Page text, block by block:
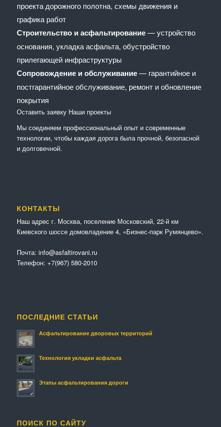
проекта дорожного полотна, схемы движения и
графика работ
Строительство и асфальтирование— устройство
основания, укладка асфальта, обустройство
прилегающей инфраструктуры
Сопровождение и обслуживание— гарантийное и
постгарантийное обслуживание, ремонт и обновление
покрытия
Оставить заявку Наши проекты
Мы соединяем профессиональный опыт и современные
технологии, чтобы каждая дорога была прочной, безопасной
и долговечной.
КОНТАКТЫ
Наш адрес г. Москва, поселение Московский, 22-й км
Киевского шоссе домовладение 4, «Бизнес-парк Румянцево».
Почта: info@asfaltirovani.ru
Телефон: +7(967) 580-2010
ПОСЛЕДНИЕ СТАТЬИ
Асфальтирование дворовых территорий
Технология укладки асфальта
Этапы асфальтирования дороги
ПОИСК ПО САЙТУ